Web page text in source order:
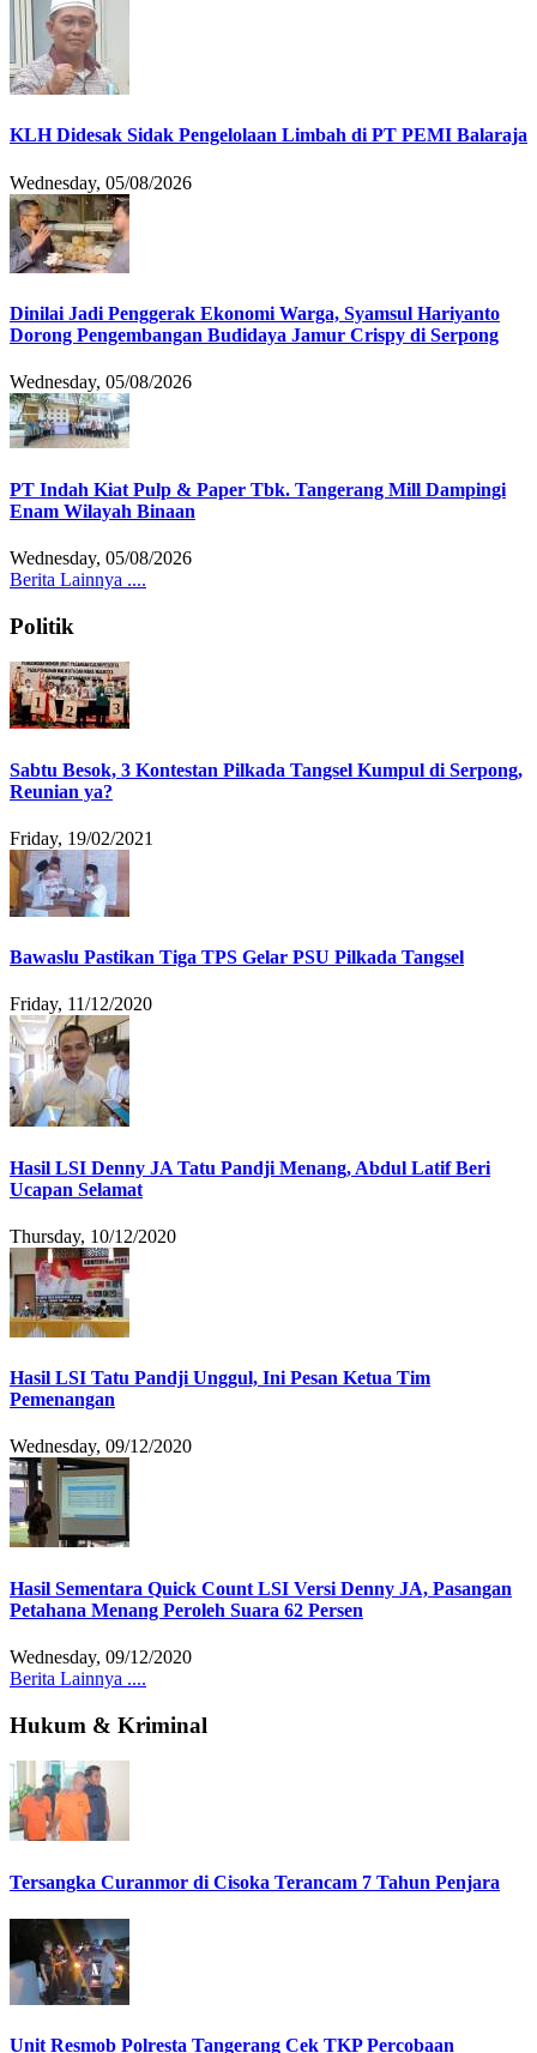
KLH Didesak Sidak Pengelolaan Limbah di PT PEMI Balaraja
Wednesday, 05/08/2026
Dinilai Jadi Penggerak Ekonomi Warga, Syamsul Hariyanto
Dorong Pengembangan Budidaya Jamur Crispy di Serpong
Wednesday, 05/08/2026
PT Indah Kiat Pulp & Paper Tbk. Tangerang Mill Dampingi
Enam Wilayah Binaan
Wednesday, 05/08/2026
Berita Lainnya ....
Politik
Sabtu Besok, 3 Kontestan Pilkada Tangsel Kumpul di Serpong,
Reunian ya?
Friday, 19/02/2021
Bawaslu Pastikan Tiga TPS Gelar PSU Pilkada Tangsel
Friday, 11/12/2020
Hasil LSI Denny JA Tatu Pandji Menang, Abdul Latif Beri
Ucapan Selamat
Thursday, 10/12/2020
Hasil LSI Tatu Pandji Unggul, Ini Pesan Ketua Tim
Pemenangan
Wednesday, 09/12/2020
Hasil Sementara Quick Count LSI Versi Denny JA, Pasangan
Petahana Menang Peroleh Suara 62 Persen
Wednesday, 09/12/2020
Berita Lainnya ....
Hukum & Kriminal
Tersangka Curanmor di Cisoka Terancam 7 Tahun Penjara
Unit Resmob Polresta Tangerang Cek TKP Percobaan